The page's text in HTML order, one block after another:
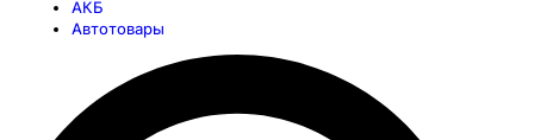
АКБ
Автотовары